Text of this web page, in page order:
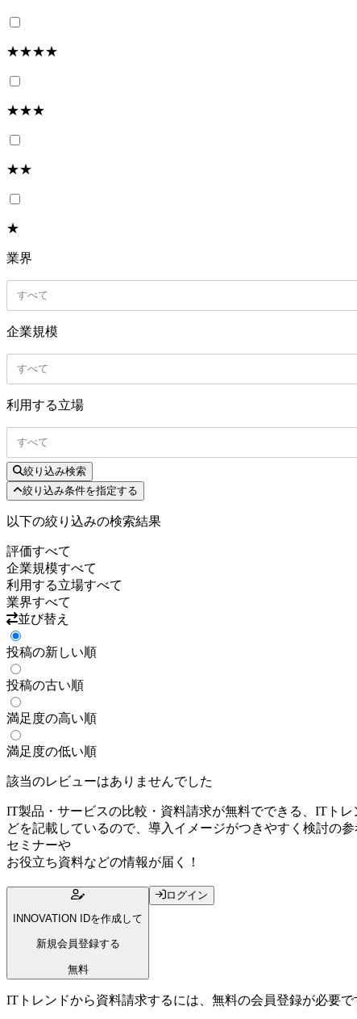
★★★★
★★★
★★
★
業界
すべて
企業規模
すべて
利用する立場
すべて
絞り込み検索
絞り込み条件を指定する
以下の絞り込みの検索結果
評価すべて
企業規模すべて
利用する立場すべて
業界すべて
並び替え
投稿の新しい順
投稿の古い順
満足度の高い順
満足度の低い順
該当のレビューはありませんでした
IT製品・サービスの比較・資料請求が無料でできる、ITト
どを記載しているので、導入イメージがつきやすく検討の
セミナーや
お役立ち資料などの情報が届く！
INNOVATION IDを作成して
新規会員登録する
無料
ログイン
ITトレンドから資料請求するには、無料の会員登録が必要で